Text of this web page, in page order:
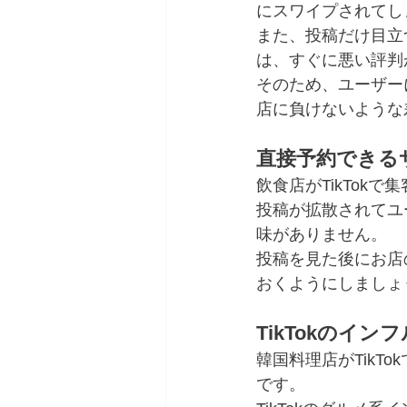
にスワイプされて
また、投稿だけ目
は、すぐに悪い評
そのため、ユーザ
店に負けないよう
直接予約でき
飲食店がTikTokで
投稿が拡散されて
味がありません。
投稿を見た後にお
おくようにしまし
TikTokのイン
韓国料理店が
です。